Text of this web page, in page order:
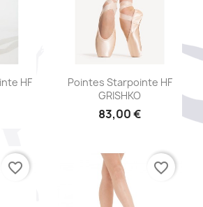
HF
Aperçu rapide
Pointes Starpointe HF
GRISHKO
83,00 €
favorite_border favorite_border